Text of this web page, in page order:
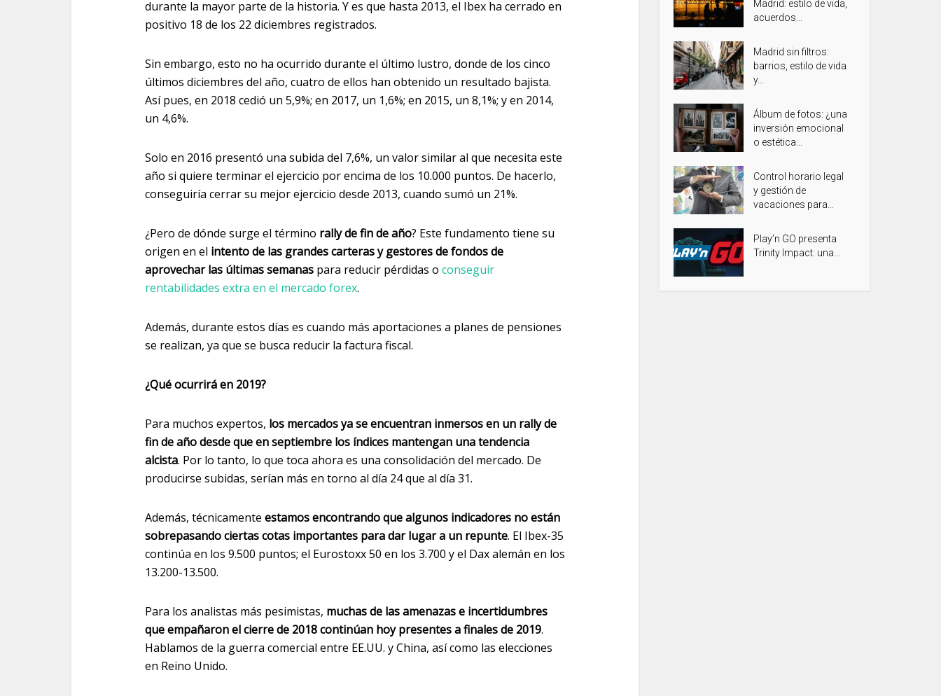
durante la mayor parte de la historia. Y es que hasta 2013, el Ibex ha cerrado en
positivo 18 de los 22 diciembres registrados.
Sin embargo, esto no ha ocurrido durante el último lustro, donde de los cinco
últimos diciembres del año, cuatro de ellos han obtenido un resultado bajista.
Así pues, en 2018 cedió un 5,9%; en 2017, un 1,6%; en 2015, un 8,1%; y en 2014,
un 4,6%.
Solo en 2016 presentó una subida del 7,6%, un valor similar al que necesita este
año si quiere terminar el ejercicio por encima de los 10.000 puntos. De hacerlo,
conseguiría cerrar su mejor ejercicio desde 2013, cuando sumó un 21%.
¿Pero de dónde surge el término rally de fin de año? Este fundamento tiene su
origen en el intento de las grandes carteras y gestores de fondos de
aprovechar las últimas semanas para reducir pérdidas o conseguir
rentabilidades extra en el mercado forex.
Además, durante estos días es cuando más aportaciones a planes de pensiones
se realizan, ya que se busca reducir la factura fiscal.
¿Qué ocurrirá en 2019?
Para muchos expertos, los mercados ya se encuentran inmersos en un rally de
fin de año desde que en septiembre los índices mantengan una tendencia
alcista. Por lo tanto, lo que toca ahora es una consolidación del mercado. De
producirse subidas, serían más en torno al día 24 que al día 31.
Además, técnicamente estamos encontrando que algunos indicadores no están
sobrepasando ciertas cotas importantes para dar lugar a un repunte. El Ibex-35
continúa en los 9.500 puntos; el Eurostoxx 50 en los 3.700 y el Dax alemán en los
13.200-13.500.
Para los analistas más pesimistas, muchas de las amenazas e incertidumbres
que empañaron el cierre de 2018 continúan hoy presentes a finales de 2019.
Hablamos de la guerra comercial entre EE.UU. y China, así como las elecciones
en Reino Unido.
Madrid: estilo de vida,
acuerdos...
Madrid sin filtros:
barrios, estilo de vida
y...
Álbum de fotos: ¿una
inversión emocional
o estética...
Control horario legal
y gestión de
vacaciones para...
Play’n GO presenta
Trinity Impact: una...